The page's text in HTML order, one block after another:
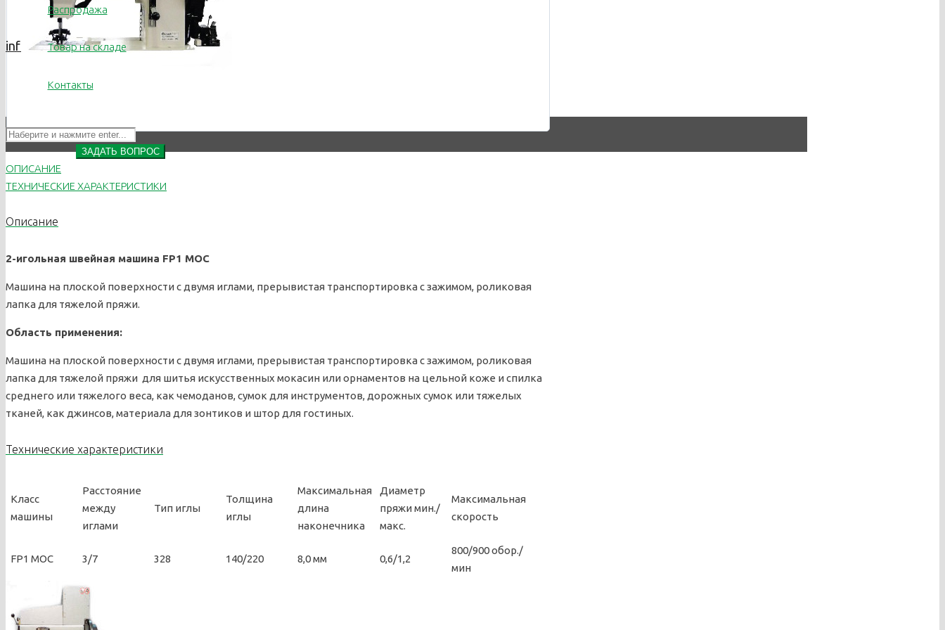
info@titrus.ru
Распродажа
Товар на складе
Контакты
ЗАДАТЬ ВОПРОС
ОПИСАНИЕ
ТЕХНИЧЕСКИЕ ХАРАКТЕРИСТИКИ
Описание
2-игольная швейная машина FP1 MOC
Машина на плоской поверхности с двумя иглами, прерывистая транспортировка с зажимом, роликовая
лапка для тяжелой пряжи.
Область применения:
Машина на плоской поверхности с двумя иглами, прерывистая транспортировка с зажимом, роликовая
лапка для тяжелой пряжи для шитья искусственных мокасин или орнаментов на цельной коже и спилка
среднего или тяжелого веса, как чемоданов, сумок для инструментов, дорожных сумок или тяжелых
тканей, как джинсов, материала для зонтиков и штор для гостиных.
Технические характеристики
Класс
машины
Расстояние
между
иглами
Тип иглы
Толщина
иглы
Максимальная
длина
наконечника
Диаметр
пряжи мин./
макс.
Максимальная
скорость
FP1 MOC 3/7 328 140/220 8,0 мм 0,6/1,2
800/900 обор./
мин